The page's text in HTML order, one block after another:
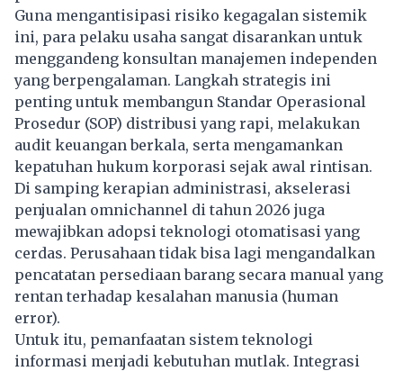
Guna mengantisipasi risiko kegagalan sistemik
ini, para pelaku usaha sangat disarankan untuk
menggandeng konsultan manajemen independen
yang berpengalaman. Langkah strategis ini
penting untuk membangun Standar Operasional
Prosedur (SOP) distribusi yang rapi, melakukan
audit keuangan berkala, serta mengamankan
kepatuhan hukum korporasi sejak awal rintisan.
Di samping kerapian administrasi, akselerasi
penjualan omnichannel di tahun 2026 juga
mewajibkan adopsi teknologi otomatisasi yang
cerdas. Perusahaan tidak bisa lagi mengandalkan
pencatatan persediaan barang secara manual yang
rentan terhadap kesalahan manusia (human
error).
Untuk itu, pemanfaatan sistem teknologi
informasi menjadi kebutuhan mutlak. Integrasi